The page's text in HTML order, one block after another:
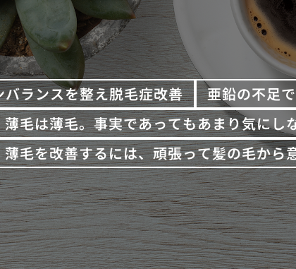
バランスを整え脱毛症改善
亜鉛の不足
薄毛は薄毛。事実であってもあまり気にし
薄毛を改善するには、頑張って髪の毛から